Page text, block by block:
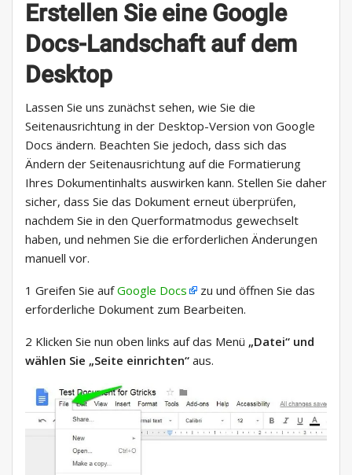
Erstellen Sie eine Google
Docs-Landschaft auf dem
Desktop
Lassen Sie uns zunächst sehen, wie Sie die
Seitenausrichtung in der Desktop-Version von Google
Docs ändern. Beachten Sie jedoch, dass sich das
Ändern der Seitenausrichtung auf die Formatierung
Ihres Dokumentinhalts auswirken kann. Stellen Sie daher
sicher, dass Sie das Dokument erneut überprüfen,
nachdem Sie in den Querformatmodus gewechselt
haben, und nehmen Sie die erforderlichen Änderungen
manuell vor.
1 Greifen Sie aufGoogle Docs
zu und öffnen Sie das
erforderliche Dokument zum Bearbeiten.
2 Klicken Sie nun oben links auf das Menü „Datei“ und
wählen Sie „Seite einrichten“ aus.